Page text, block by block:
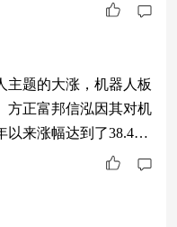
主题的大涨，机器人板
方正富邦信泓因其对机
以来涨幅达到了38.4
置，充分展现了稀缺赛